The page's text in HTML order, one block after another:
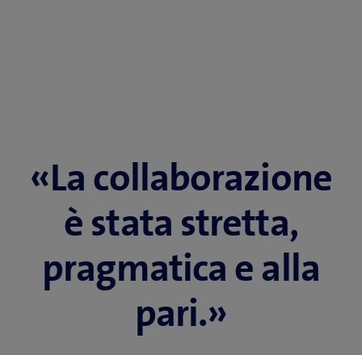
«La collaborazione
è stata stretta,
pragmatica e alla
pari.»